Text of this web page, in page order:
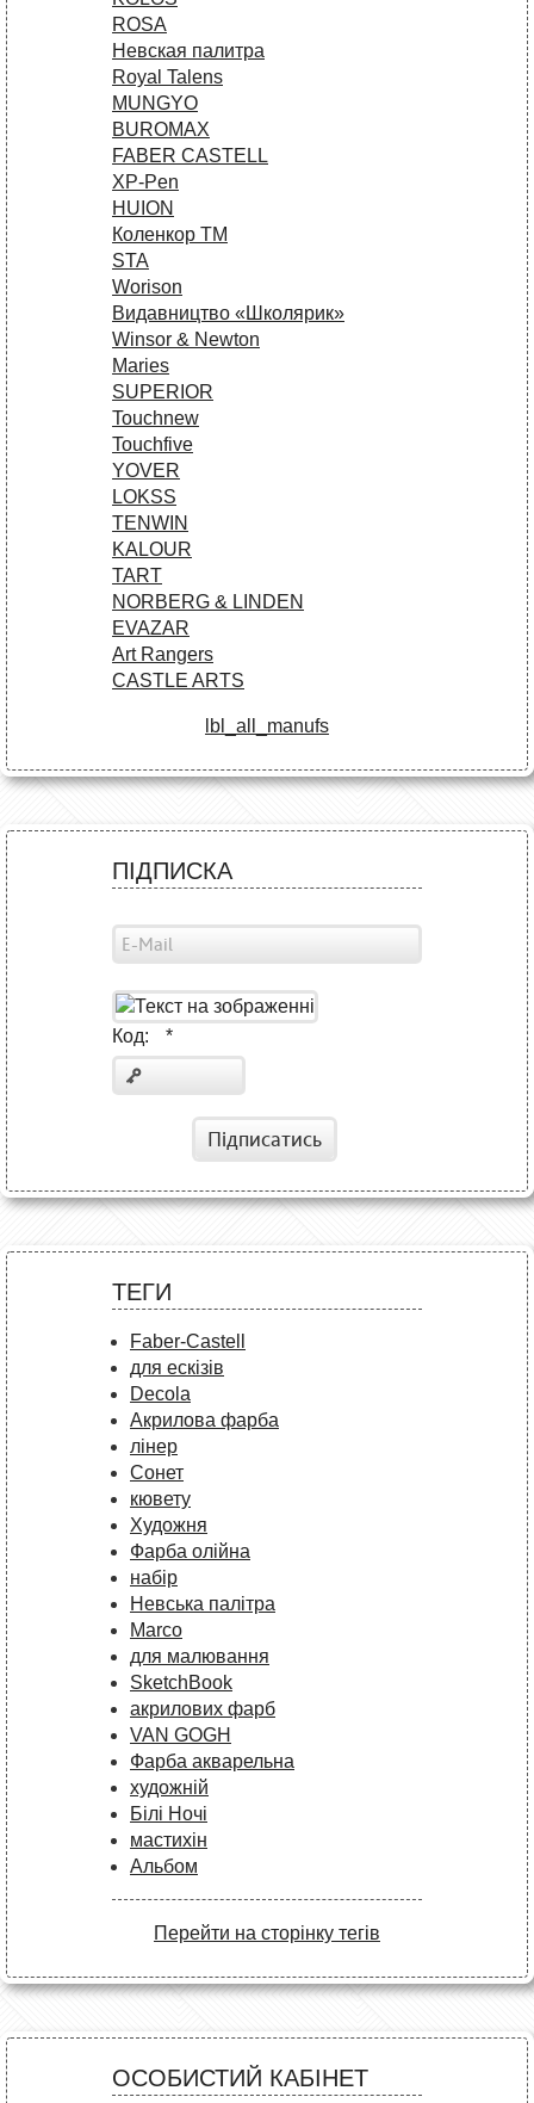
ROSA
Невская палитра
Royal Talens
MUNGYO
BUROMAX
FABER CASTELL
XP-Pen
HUION
Коленкор ТМ
STA
Worison
Видавництво «Школярик»
Winsor & Newton
Maries
SUPERIOR
Touchnew
Touchfive
YOVER
LOKSS
TENWIN
KALOUR
TART
NORBERG & LINDEN
EVAZAR
Art Rangers
CASTLE ARTS
lbl_all_manufs
ПІДПИСКА
Код: *
Підписатись
ТЕГИ
Faber-Castell
для ескізів
Decola
Акрилова фарба
лінер
Сонет
кювету
Художня
Фарба олійна
набір
Невська палітра
Marco
для малювання
SketchBook
акрилових фарб
VAN GOGH
Фарба акварельна
художній
Білі Ночі
мастихін
Альбом
Перейти на сторінку тегів
ОСОБИСТИЙ КАБІНЕТ